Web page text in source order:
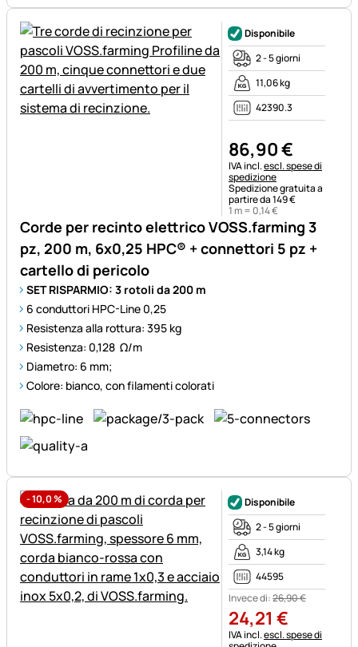
Corde per recinto elettrico VOSS.farming 3
pz, 200 m, 6x0,25 HPC® + connettori 5 pz +
cartello di pericolo
SET RISPARMIO: 3 rotoli da 200 m
6 conduttori HPC-Line 0,25
Resistenza alla rottura: 395 kg
Resistenza: 0,128 Ω/m
Diametro: 6 mm;
Colore: bianco, con filamenti colorati
Disponibile
2 - 5 giorni
11,06 kg
42390.3
86,90€
Informazioni fiscali:
IVA incl.escl. spese di
spedizione
Spedizione gratuita a
partire da 149 €
1 m = 0,14€
-10,0%
Disponibile
2 - 5 giorni
3,14 kg
44595
Invece di:26,90€
24,21 €
Informazioni fiscali:
IVA incl.escl. spese di